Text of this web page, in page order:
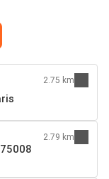
2.75 km
2.79 km